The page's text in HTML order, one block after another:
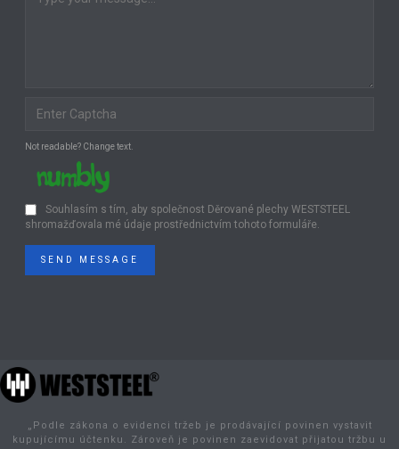
Not readable? Change text.
Souhlasím s tím, aby společnost Děrované plechy WESTSTEEL
shromažďovala mé údaje prostřednictvím tohoto formuláře.
SEND MESSAGE
„Podle zákona o evidenci tržeb je prodávající povinen vystavit
kupujícímu účtenku. Zároveň je povinen zaevidovat přijatou tržbu u